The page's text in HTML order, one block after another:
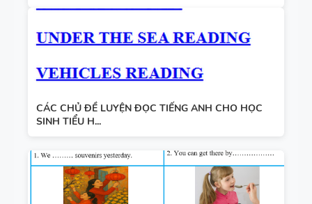
CÁC CHỦ ĐỀ LUYỆN ĐỌC TIẾNG ANH CHO HỌC
SINH TIỂU H...